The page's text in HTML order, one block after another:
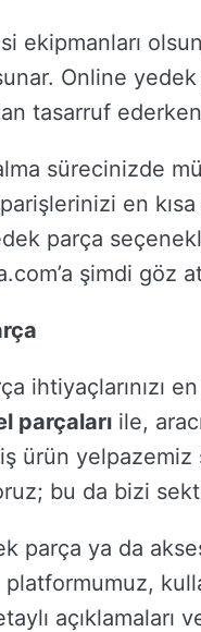
ekipmanları
Online
tasarruf
sürecinizde
en kısa
parça
şimdi göz
ihtiyaçlarınızı
parçaları ile,
ürün
bu da bizi
parça ya da